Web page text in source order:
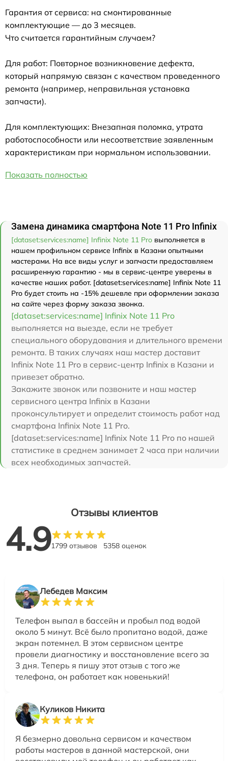
Гарантия от сервиса: на смонтированные
комплектующие — до 3 месяцев.
Что считается гарантийным случаем?
Для работ: Повторное возникновение дефекта,
который напрямую связан с качеством проведенного
ремонта (например, неправильная установка
запчасти).
Для комплектующих: Внезапная поломка, утрата
работоспособности или несоответствие заявленным
характеристикам при нормальном использовании.
Показать полностью
Замена динамика смартфона Note 11 Pro Infinix
[dataset:services:name] Infinix Note 11 Pro выполняется в
нашем профильном сервисе Infinix в Казани опытными
мастерами. На все виды услуг и запчасти предоставляем
расширенную гарантию - мы в сервис-центре уверены в
качестве наших работ. [dataset:services:name] Infinix Note 11
Pro будет стоить на -15% дешевле при оформлении заказа
на сайте через форму заказа звонка.
[dataset:services:name] Infinix Note 11 Pro
выполняется на выезде, если не требует
специального оборудования и длительного времени
ремонта. В таких случаях наш мастер доставит
Infinix Note 11 Pro в сервис-центр Infinix в Казани и
привезет обратно.
Закажите звонок или позвоните и наш мастер
сервисного центра Infinix в Казани
проконсультирует и определит стоимость работ над
смартфона Infinix Note 11 Pro.
[dataset:services:name] Infinix Note 11 Pro по нашей
статистике в среднем занимает 2 часа при наличии
всех необходимых запчастей.
Отзывы клиентов
4.91799 отзывов 5358 оценок
Лебедев Максим
Телефон выпал в бассейн и пробыл под водой
около 5 минут. Всё было пропитано водой, даже
экран потемнел. В этом сервисном центре
провели диагностику и восстановление всего за
3 дня. Теперь я пишу этот отзыв с того же
телефона, он работает как новенький!
Куликов Никита
Я безмерно довольна сервисом и качеством
работы мастеров в данной мастерской, они